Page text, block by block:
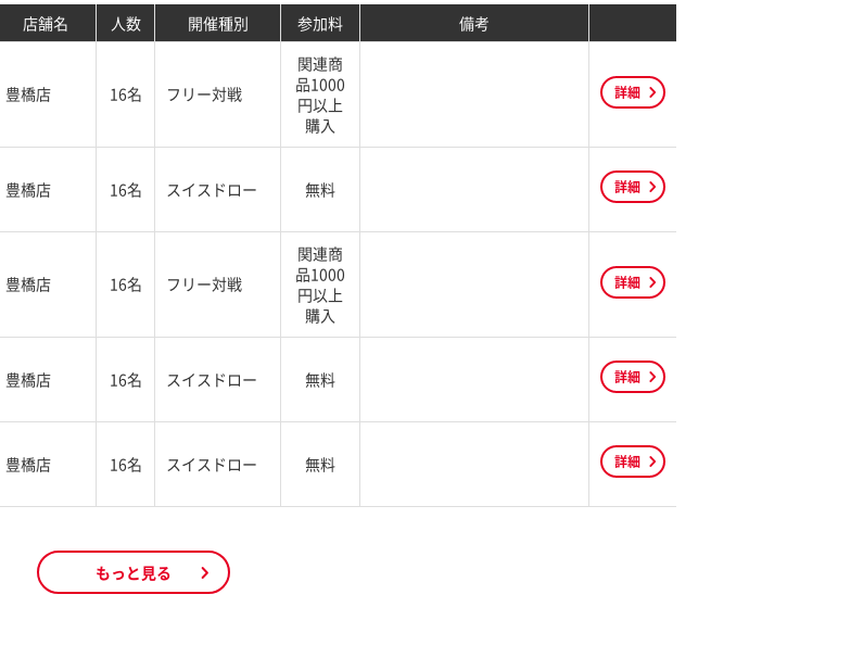
店舗名 人数 開催種別 参加料 備考
豊橋店 16名 フリー対戦
関連商
品1000
円以上
購入
詳細
豊橋店 16名 スイスドロー 無料 詳細
豊橋店 16名 フリー対戦
関連商
品1000
円以上
購入
詳細
豊橋店 16名 スイスドロー 無料 詳細
豊橋店 16名 スイスドロー 無料 詳細
もっと見る